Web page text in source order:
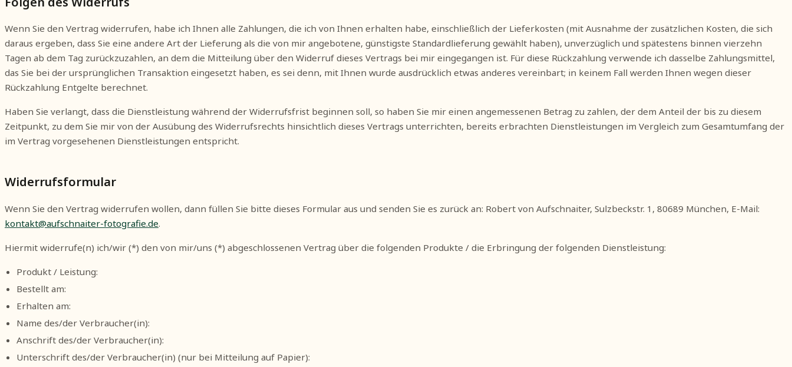
Wenn Sie den Vertrag widerrufen, habe ich Ihnen alle Zahlungen, die ich von Ihnen erhalten habe, einschließlich der Lieferkosten (mit Ausnahme der zusätzlichen Kosten, die sich
daraus ergeben, dass Sie eine andere Art der Lieferung als die von mir angebotene, günstigste Standardlieferung gewählt haben), unverzüglich und spätestens binnen vierzehn
Tagen ab dem Tag zurückzuzahlen, an dem die Mitteilung über den Widerruf dieses Vertrags bei mir eingegangen ist. Für diese Rückzahlung verwende ich dasselbe Zahlungsmittel,
das Sie bei der ursprünglichen Transaktion eingesetzt haben, es sei denn, mit Ihnen wurde ausdrücklich etwas anderes vereinbart; in keinem Fall werden Ihnen wegen dieser
Rückzahlung Entgelte berechnet.
Haben Sie verlangt, dass die Dienstleistung während der Widerrufsfrist beginnen soll, so haben Sie mir einen angemessenen Betrag zu zahlen, der dem Anteil der bis zu diesem
Zeitpunkt, zu dem Sie mir von der Ausübung des Widerrufsrechts hinsichtlich dieses Vertrags unterrichten, bereits erbrachten Dienstleistungen im Vergleich zum Gesamtumfang der
im Vertrag vorgesehenen Dienstleistungen entspricht.
Widerrufsformular
Wenn Sie den Vertrag widerrufen wollen, dann füllen Sie bitte dieses Formular aus und senden Sie es zurück an: Robert von Aufschnaiter, Sulzbeckstr. 1, 80689 München, E-Mail:
kontakt@aufschnaiter-fotografie.de.
Hiermit widerrufe(n) ich/wir (*) den von mir/uns (*) abgeschlossenen Vertrag über die folgenden Produkte / die Erbringung der folgenden Dienstleistung:
Produkt / Leistung:
Bestellt am:
Erhalten am:
Name des/der Verbraucher(in):
Anschrift des/der Verbraucher(in):
Unterschrift des/der Verbraucher(in) (nur bei Mitteilung auf Papier):